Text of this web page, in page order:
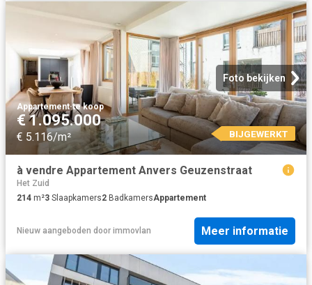
Foto bekijken
Appartement·te koop
€ 1.095.000
€ 5.116/m² BIJGEWERKT
à vendre Appartement Anvers Geuzenstraat
Het Zuid
214 m²3 Slaapkamers2 BadkamersAppartement
Nieuw aangeboden door immovlan Meer informatie